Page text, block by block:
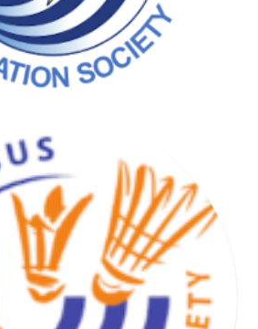
VOLLEY SOCIETY